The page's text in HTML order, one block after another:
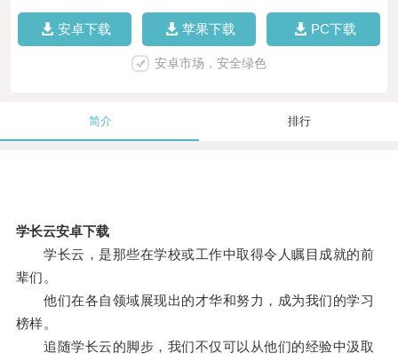
安卓下载 苹果下载 PC下载
安卓市场，安全绿色
简介 排行
学长云安卓下载
学长云，是那些在学校或工作中取得令人瞩目成就的前
辈们。
他们在各自领域展现出的才华和努力，成为我们的学习
榜样。
追随学长云的脚步，我们不仅可以从他们的经验中汲取